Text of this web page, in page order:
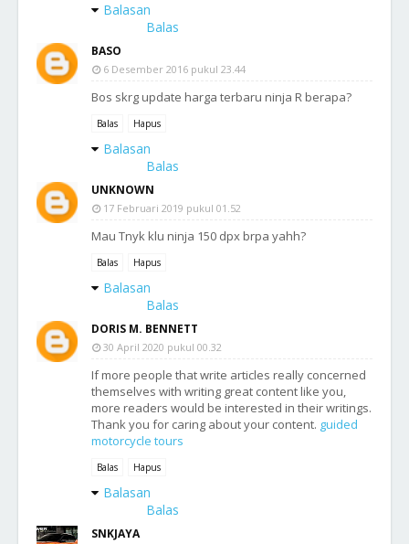
Balasan
Balas
BASO
6 Desember 2016 pukul 23.44
Bos skrg update harga terbaru ninja R berapa?
Balas Hapus
Balasan
Balas
UNKNOWN
17 Februari 2019 pukul 01.52
Mau Tnyk klu ninja 150 dpx brpa yahh?
Balas Hapus
Balasan
Balas
DORIS M. BENNETT
30 April 2020 pukul 00.32
If more people that write articles really concerned
themselves with writing great content like you,
more readers would be interested in their writings.
Thank you for caring about your content. guided
motorcycle tours
Balas Hapus
Balasan
Balas
SNKJAYA